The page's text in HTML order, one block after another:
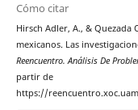
Cómo citar
Hirsch Adler, A., & Quezada
mexicanos. Las
Reencuentro. Análisis De
partir de
https://